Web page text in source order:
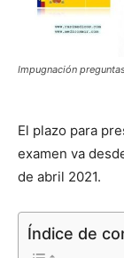
Impugnación
El plazo para
examen va
de abril 2021.
Índice de